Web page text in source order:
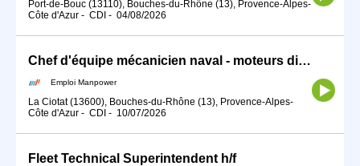
Port-de-Bouc (13110), Bouches-du-Rhône (13), Provence-Alpes-
Côte d'Azur - CDI - 04/08/2026
Chef d'équipe mécanicien naval - moteurs diesel (H/F)
Emploi Manpower
La Ciotat (13600), Bouches-du-Rhône (13), Provence-Alpes-
Côte d'Azur - CDI - 10/07/2026
Fleet Technical Superintendent h/f